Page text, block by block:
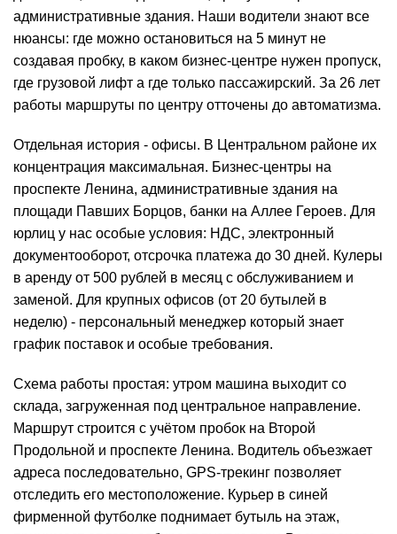
административные здания. Наши водители знают все
нюансы: где можно остановиться на 5 минут не
создавая пробку, в каком бизнес-центре нужен пропуск,
где грузовой лифт а где только пассажирский. За 26 лет
работы маршруты по центру отточены до автоматизма.
Отдельная история - офисы. В Центральном районе их
концентрация максимальная. Бизнес-центры на
проспекте Ленина, административные здания на
площади Павших Борцов, банки на Аллее Героев. Для
юрлиц у нас особые условия: НДС, электронный
документооборот, отсрочка платежа до 30 дней. Кулеры
в аренду от 500 рублей в месяц с обслуживанием и
заменой. Для крупных офисов (от 20 бутылей в
неделю) - персональный менеджер который знает
график поставок и особые требования.
Схема работы простая: утром машина выходит со
склада, загруженная под центральное направление.
Маршрут строится с учётом пробок на Второй
Продольной и проспекте Ленина. Водитель объезжает
адреса последовательно, GPS-трекинг позволяет
отследить его местоположение. Курьер в синей
фирменной футболке поднимает бутыль на этаж,